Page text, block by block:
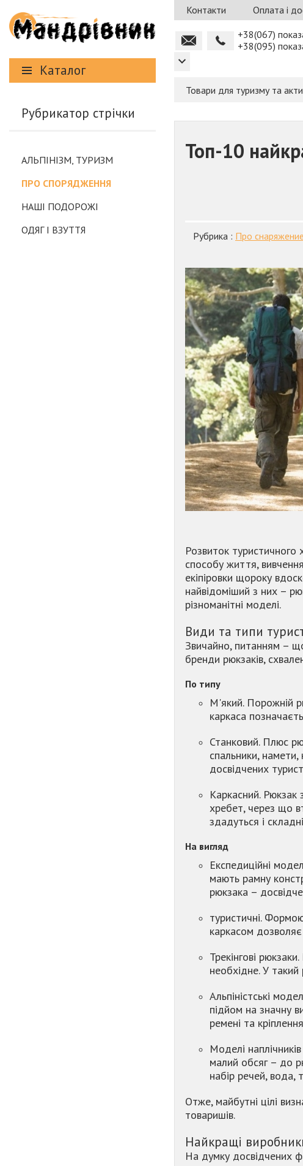
Каталог
Рубрикатор стрічки
АЛЬПІНІЗМ, ТУРИЗМ
ПРО СПОРЯДЖЕННЯ
НАШІ ПОДОРОЖІ
ОДЯГ І ВЗУТТЯ
Контакти Оплата і
+38(067)
+38(095)
Товари для туризму та
Топ-10
Рубрика : Про снаряжение
Розвиток туристичного
способу життя,
екіпіровки щороку
найвідоміший з них –
різноманітні моделі.
Види та типи
Звичайно, питанням –
бренди рюкзаків,
По типу
М'який. Порожній
каркаса
Станковий. Плюс
спальники,
досвідчених
Каркасний. Рюкзак
хребет, через що
здадуться і
На вигляд
Експедиційні
мають рамну
рюкзака –
туристичні.
каркасом
Трекінгові
необхідне. У
Альпіністські
підйом на значну
ремені та
Моделі
малий обсяг – до
набір речей, вода,
Отже, майбутні цілі
товаришів.
Найкращі
На думку досвідчених